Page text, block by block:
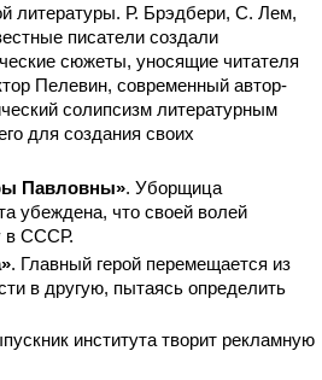
литературы. Р. Брэдбери, С. Лем,
писатели создали
сюжеты, уносящие читателя
Пелевин, современный автор-
солипсизм литературным
для создания своих
Павловны». Уборщица
убеждена, что своей волей
в СССР.
. Главный герой перемещается из
в другую, пытаясь определить
института творит рекламную